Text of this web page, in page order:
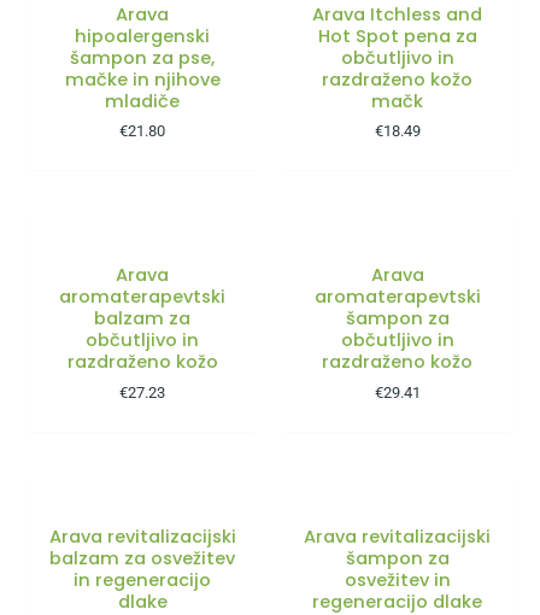
Arava
hipoalergenski
šampon za pse,
mačke in njihove
mladiče
€21.80
Arava Itchless and
Hot Spot pena za
občutljivo in
razdraženo kožo
mačk
€18.49
Arava
aromaterapevtski
balzam za
občutljivo in
razdraženo kožo
€27.23
Arava
aromaterapevtski
šampon za
občutljivo in
razdraženo kožo
€29.41
Arava revitalizacijski
balzam za osvežitev
in regeneracijo
dlake
Arava revitalizacijski
šampon za
osvežitev in
regeneracijo dlake